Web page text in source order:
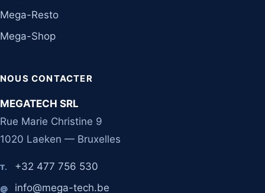
Mega-Resto
Mega-Shop
NOUS CONTACTER
MEGATECH SRL
Rue Marie Christine 9
1020 Laeken — Bruxelles
T. +32 477 756 530
@ info@mega-tech.be